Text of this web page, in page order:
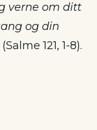
verne om ditt
og din
(Salme 121, 1-8).